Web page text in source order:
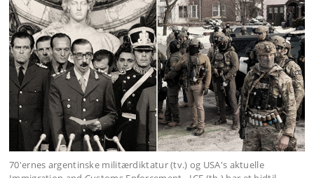
70'ernes argentinske militærdiktatur (tv.) og USA's aktuelle